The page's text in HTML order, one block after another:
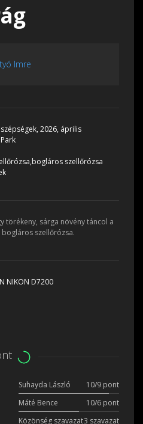
Imre
2026, április
szellőrózsa
törékeny, sárga növény táncol a
szellőrózsa.
NIKON D7200
Suhayda László
10/9 pont
Máté Bence
10/6 pont
Közönség szavazat3 szavazat